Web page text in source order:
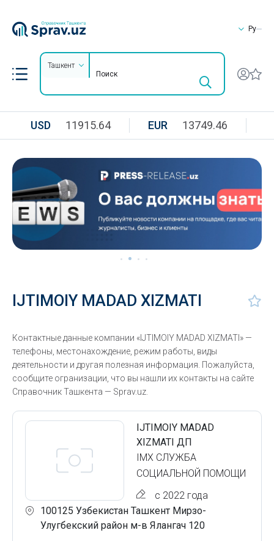
Ру
Ташкент
USD 11915.64 EUR 13749.46
IJTIMOIY MADAD XIZMATI
Контактные данные компании «IJTIMOIY MADAD XIZMATI» —
телефоны, местонахождение, режим работы, виды
деятельности и другая полезная информация. Пожалуйста,
сообщите огранизации, что вы нашли их контакты на сайте
Справочник Ташкента — Sprav.uz.
IJTIMOIY MADAD
XIZMATI ДП
IMX СЛУЖБА
СОЦИАЛЬНОЙ ПОМОЩИ
с 2022 года
100125 Узбекистан Ташкент Мирзо-
Улугбекский район м-в Ялангач 120